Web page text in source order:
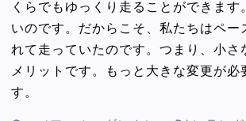
くらでもゆっくり走ることができます
いのです。だからこそ、私たちはペー
れて走っていたのです。つまり、小さ
メリットです。もっと大きな変更が必
す。